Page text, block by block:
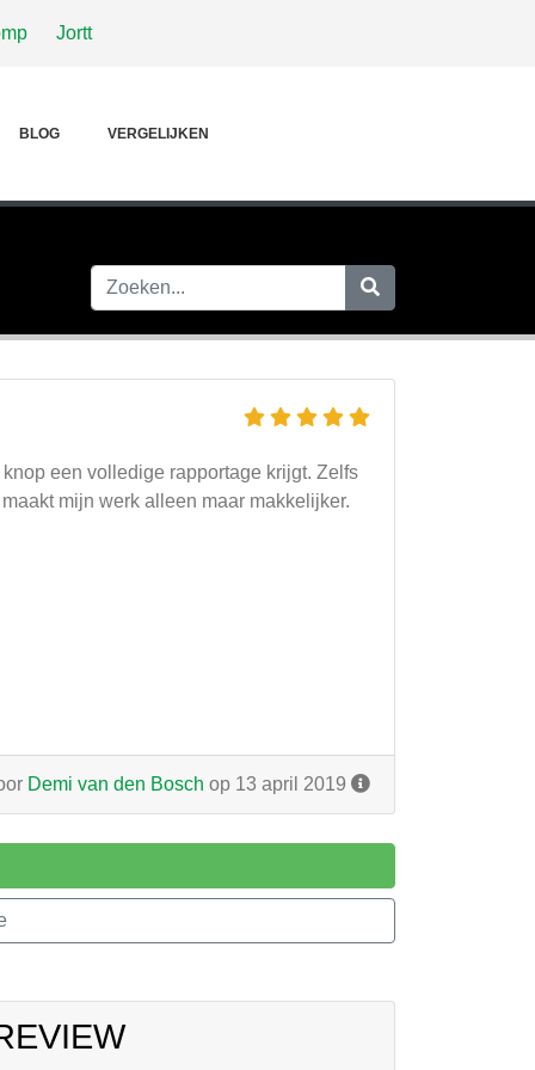
Jortt
BLOG VERGELIJKEN
een volledige rapportage krijgt. Zelfs
mijn werk alleen maar makkelijker.
Demi van den Bosch op 13 april 2019